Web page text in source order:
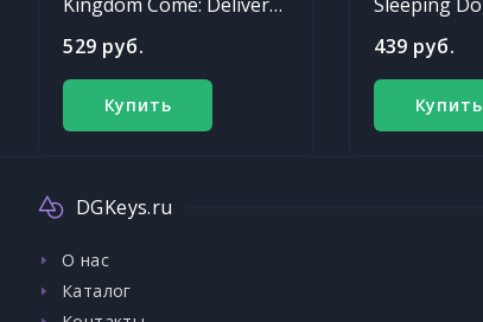
529 руб.
Купить
439 руб.
Купить
DGKeys.ru
О нас
Каталог